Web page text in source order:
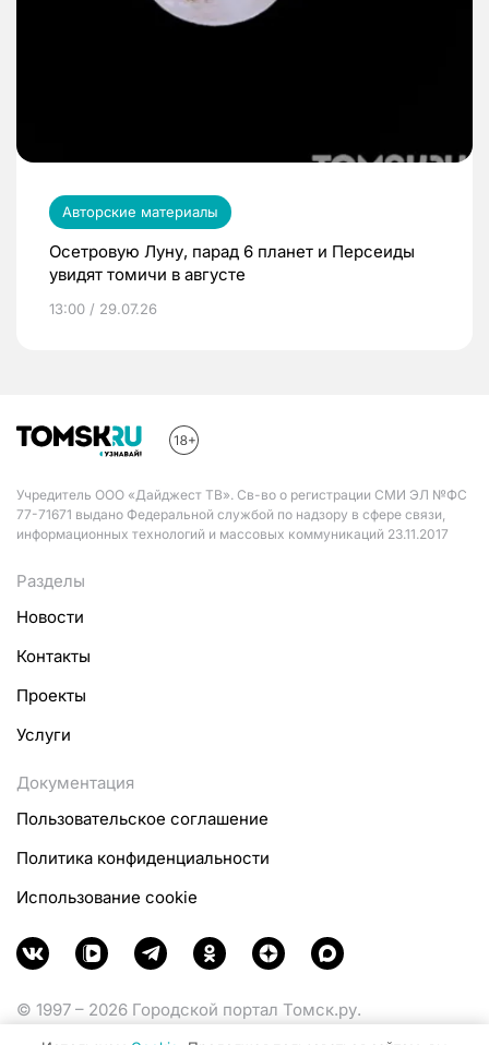
Авторские материалы
Осетровую Луну, парад 6 планет и Персеиды
увидят томичи в августе
13:00 / 29.07.26
Учредитель ООО «Дайджест ТВ». Св-во о регистрации СМИ ЭЛ №ФС
77-71671 выдано Федеральной службой по надзору в сфере связи,
информационных технологий и массовых коммуникаций 23.11.2017
Разделы
Новости
Контакты
Проекты
Услуги
Документация
Пользовательское соглашение
Политика конфиденциальности
Использование cookie
© 1997 – 2026 Городской портал Томск.ру.